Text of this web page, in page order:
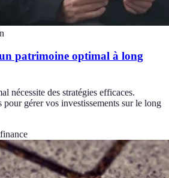
patrimoine optimal à long
nécessite des stratégies efficaces.
pour gérer vos investissements sur le long
finance